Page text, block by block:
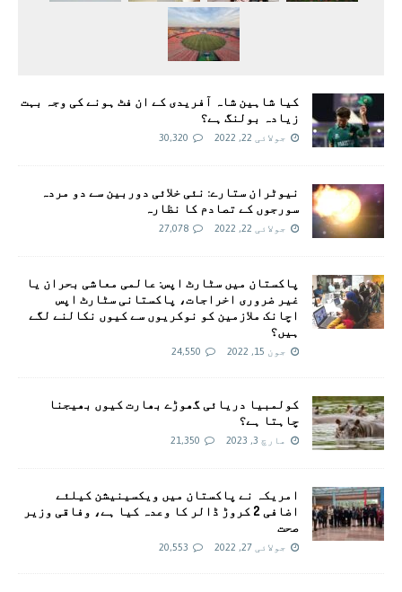
کیا شاہین شاہ آفریدی کے ان فٹ ہونے کی وجہ بہت
زیادہ بولنگ ہے؟
جولائی 22, 2022 30,320
نیوٹران ستارے: نئی خلائی دوربین سے دو مردہ
سورجوں کے تصادم کا نظارہ
جولائی 22, 2022 27,078
پاکستان میں سٹارٹ اپس: عالمی معاشی بحران یا
غیر ضروری اخراجات، پاکستانی سٹارٹ اپس
اچانک ملازمین کو نوکریوں سے کیوں نکالنے لگے
ہیں؟
جون 15, 2022 24,550
کولمبیا دریائی گھوڑے بھارت کیوں بھیجنا
چاہتا ہے؟
مارچ 3, 2023 21,350
امريکہ نے پاکستان میں ویکسینیشن کیلئے
اضافی 2 کروڑ ڈالر کا وعدہ کیا ہے، وفاقی وزیر
صحت
جولائی 27, 2022 20,553